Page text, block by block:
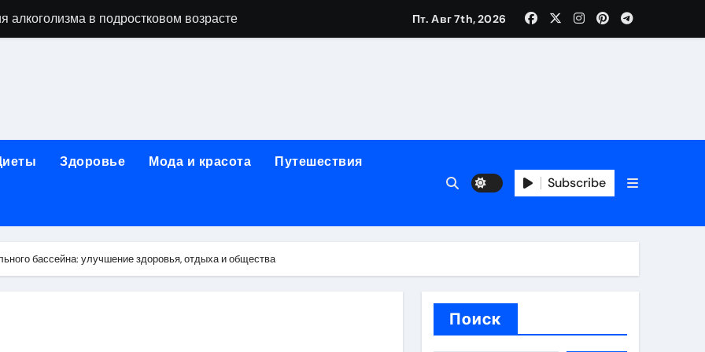
японской косметики из Японии
анонимные современные программы и роль лицензированных врачей
взрослые, детские и городские модели, сравнение цен и варианты оплаты
на ручки
Пт. Авг 7th, 2026
Здоровье Мода и красота Путешествия
Subscribe
бассейна: улучшение здоровья, отдыха и общества
Поиск